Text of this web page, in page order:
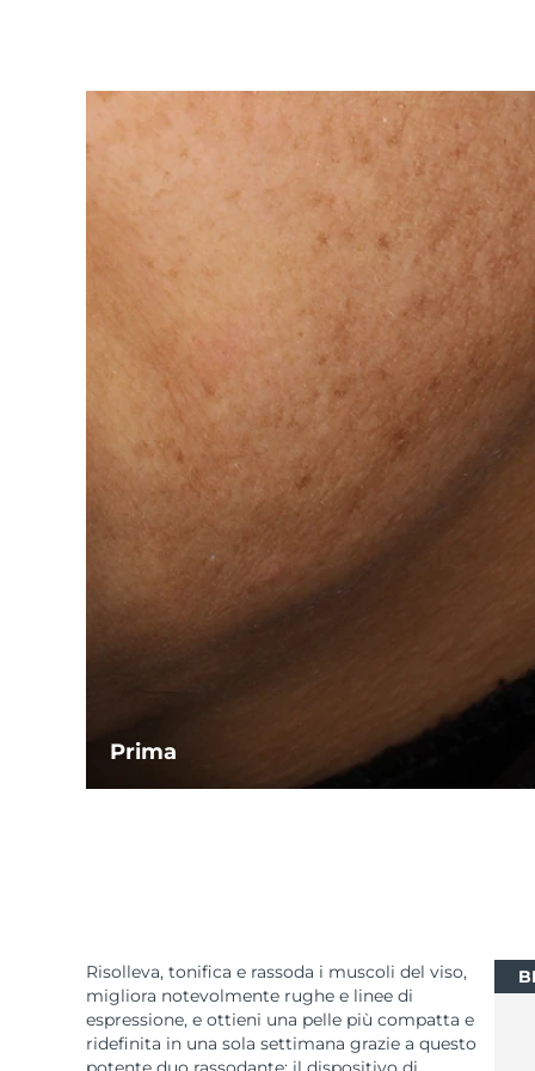
Prima
Risolleva, tonifica e rassoda i muscoli del viso,
migliora notevolmente rughe e linee di
espressione, e ottieni una pelle più compatta e
ridefinita in una sola settimana grazie a questo